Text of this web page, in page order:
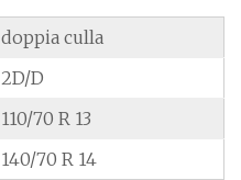
doppia culla
2D/D
110/70 R 13
140/70 R 14